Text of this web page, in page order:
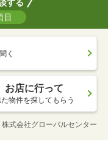
する
目
く
お店に行って
物件を探してもらう
式会社グローバルセンター